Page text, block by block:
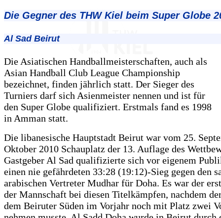
Die Gegner des THW Kiel beim Super Globe
Al Sad Beirut
Die Asiatischen Handballmeisterschaften, auch als
Asian Handball Club League Championship
bezeichnet, finden jährlich statt. Der Sieger des
Turniers darf sich Asienmeister nennen und ist für
den Super Globe qualifiziert. Erstmals fand es 1998
in Amman statt.
Die libanesische Hauptstadt Beirut war vom 25.
Oktober 2010 Schauplatz der 13. Auflage des
Gastgeber Al Sad qualifizierte sich vor eigenem
einen nie gefährdeten 33:28 (19:12)-Sieg gegen den
arabischen Vertreter Mudhar für Doha. Es war der
der Mannschaft bei diesen Titelkämpfen, nachdem
dem Beiruter Süden im Vorjahr noch mit Platz zwei